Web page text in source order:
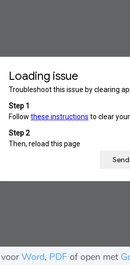
Word, PDF of open met